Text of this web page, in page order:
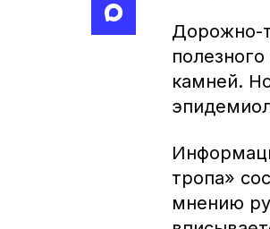
Дорожно-
камней.
тропа»
мнению